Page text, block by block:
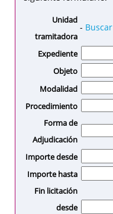
Unidad
tramitadora
- Buscar
Expediente
Objeto
Modalidad
Procedimiento
Forma de
Adjudicación
Importe desde
Importe hasta
Fin licitación
desde